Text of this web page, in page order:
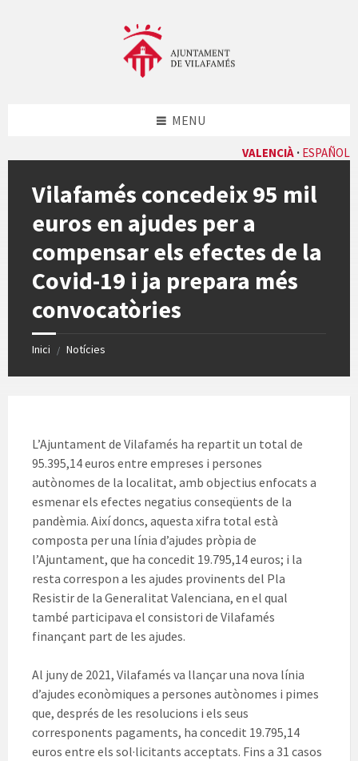
VALENCIÀ ESPAÑOL
MENU
Vilafamés concedeix 95 mil
euros en ajudes per a
compensar els efectes de la
Covid-19 i ja prepara més
convocatòries
Inici / Notícies
L’Ajuntament de Vilafamés ha repartit un total de
95.395,14 euros entre empreses i persones
autònomes de la localitat, amb objectius enfocats a
esmenar els efectes negatius conseqüents de la
pandèmia. Així doncs, aquesta xifra total està
composta per una línia d’ajudes pròpia de
l’Ajuntament, que ha concedit 19.795,14 euros; i la
resta correspon a les ajudes provinents del Pla
Resistir de la Generalitat Valenciana, en el qual
també participava el consistori de Vilafamés
finançant part de les ajudes.
Al juny de 2021, Vilafamés va llançar una nova línia
d’ajudes econòmiques a persones autònomes i pimes
que, després de les resolucions i els seus
corresponents pagaments, ha concedit 19.795,14
euros entre els sol·licitants acceptats. Fins a 31 casos